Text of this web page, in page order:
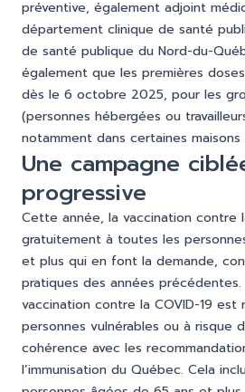
préventive, également adjoint
département clinique de santé
de santé publique du Nord-du-
également que les premières
dès le 6 octobre 2025, pour les
(personnes hébergées ou
notamment dans certaines maisons
Une campagne
progressive
Cette année, la vaccination
gratuitement à toutes les
et plus qui en font la demande,
pratiques des années précédentes.
vaccination contre la COVID-19 est
personnes vulnérables ou à risque
cohérence avec les
l’immunisation du Québec. Cela